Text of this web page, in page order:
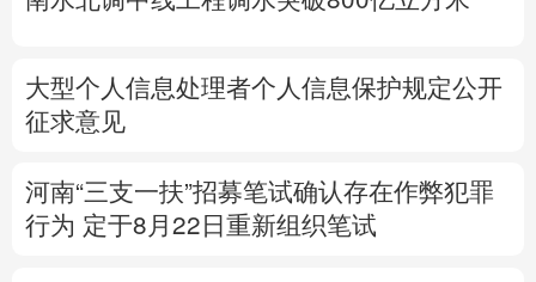
大型个人信息处理者个人信息保护规定公开
征求意见
河南“三支一扶”招募笔试确认存在作弊犯罪
行为 定于8月22日重新组织笔试